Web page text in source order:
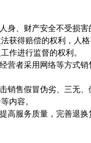
身、财产安全不受损
获得赔偿的权利，人
作进行监督的权利。
营者采用网络等方式
销售假冒伪劣、三无
内容。
高服务质量，完善退